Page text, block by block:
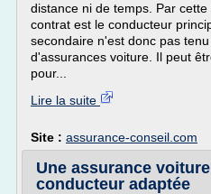
distance ni de temps. Par
contrat est le conducteur
secondaire n'est donc pas
d'assurances voiture. Il peut
pour...
Lire la suite
Site : assurance-conseil.com
Une assurance
conducteur adaptée